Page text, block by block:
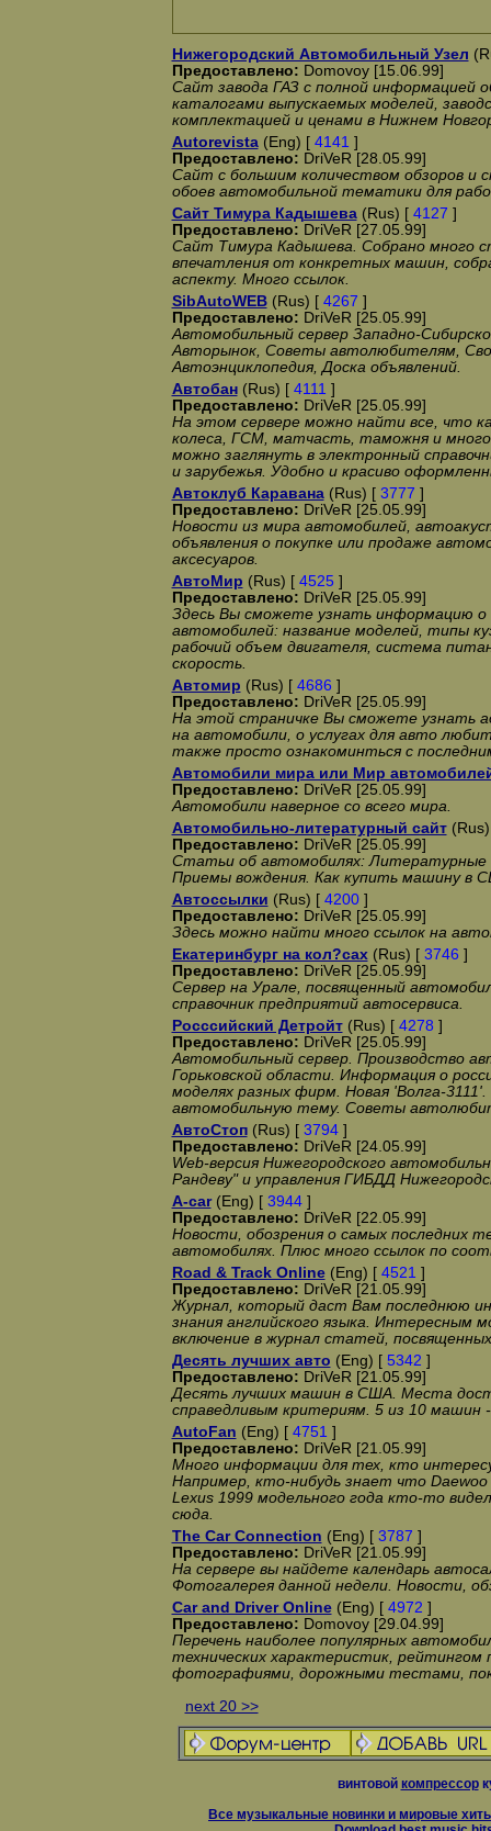
Нижегородский Автомобильный Узел
Предоставлено: Domovoy [15.06.99]
Сайт завода ГАЗ с полной информацией
каталогами выпускаемых моделей,
комплектацией и ценами в Нижнем
Autorevista(Eng) [ 4141 ]
Предоставлено: DriVeR [28.05.99]
Сайт с большим количеством обзоров и
обоев автомобильной тематики для
Сайт Тимура Кадышева(Rus) [ 4127 ]
Предоставлено: DriVeR [27.05.99]
Сайт Тимура Кадышева. Собрано много
впечатления от конкретных машин,
аспекту. Много ссылок.
SibAutoWEB(Rus) [ 4267 ]
Предоставлено: DriVeR [25.05.99]
Автомобильный сервер Западно-
Авторынок, Советы автолюбителям,
Автоэнциклопедия, Доска объявлений.
Автобан(Rus) [ 4111 ]
Предоставлено: DriVeR [25.05.99]
На этом сервере можно найти все, что
колеса, ГСМ, матчасть, таможня и
можно заглянуть в электронный
и зарубежья. Удобно и красиво
Автоклуб Каравана(Rus) [ 3777 ]
Предоставлено: DriVeR [25.05.99]
Новости из мира автомобилей,
объявления о покупке или продаже
аксесуаров.
АвтоМир (Rus) [ 4525 ]
Предоставлено: DriVeR [25.05.99]
Здесь Вы сможете узнать информацию о
автомобилей: название моделей, типы
рабочий объем двигателя, система
скорость.
Автомир (Rus) [ 4686 ]
Предоставлено: DriVeR [25.05.99]
На этой страничке Вы сможете узнать
на автомобили, о услугах для авто
также просто ознакоминться с
Автомобили мира или Мир
Предоставлено: DriVeR [25.05.99]
Автомобили наверное со всего мира.
Автомобильно-литературный сайт
Предоставлено: DriVeR [25.05.99]
Статьи об автомобилях: Литературные
Приемы вождения. Как купить машину в
Автоссылки (Rus) [ 4200]
Предоставлено: DriVeR [25.05.99]
Здесь можно найти много ссылок на
Екатеринбург на кол?сах(Rus) [ 3746 ]
Предоставлено: DriVeR [25.05.99]
Сервер на Урале, посвященный
справочник предприятий автосервиса.
Росссийский Детройт(Rus) [ 4278 ]
Предоставлено: DriVeR [25.05.99]
Автомобильный сервер. Производство
Горьковской области. Информация о
моделях разных фирм. Новая 'Волга-
автомобильную тему. Советы
АвтоСтоп(Rus) [ 3794]
Предоставлено: DriVeR [24.05.99]
Web-версия Нижегородского
Рандеву" и управления ГИБДД
A-car(Eng) [ 3944]
Предоставлено: DriVeR [22.05.99]
Новости, обозрения о самых последних
автомобилях. Плюс много ссылок по
Road & Track Online(Eng) [ 4521 ]
Предоставлено: DriVeR [21.05.99]
Журнал, который даст Вам последнюю
знания английского языка. Интересным
включение в журнал статей,
Десять лучших авто (Eng) [ 5342 ]
Предоставлено: DriVeR [21.05.99]
Десять лучших машин в США. Места
справедливым критериям. 5 из 10
AutoFan (Eng) [ 4751 ]
Предоставлено: DriVeR [21.05.99]
Много информации для тех, кто
Например, кто-нибудь знает что
Lexus 1999 модельного года кто-то
сюда.
The Car Connection (Eng) [ 3787 ]
Предоставлено: DriVeR [21.05.99]
На сервере вы найдете календарь
Фотогалерея данной недели. Новости,
Car and Driver Online(Eng) [ 4972 ]
Предоставлено: Domovoy [29.04.99]
Перечень наиболее популярных
технических характеристик, рейтингом
фотографиями, дорожными тестами,
next 20 >>
винтовой компрессор
Все музыкальные новинки и мировые